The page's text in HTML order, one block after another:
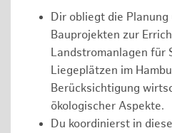
Dir obliegt die
Bauprojekten zur
Landstromanlagen für
Liegeplätzen im
Berücksichtigung
ökologischer Aspekte.
Du koordinierst in